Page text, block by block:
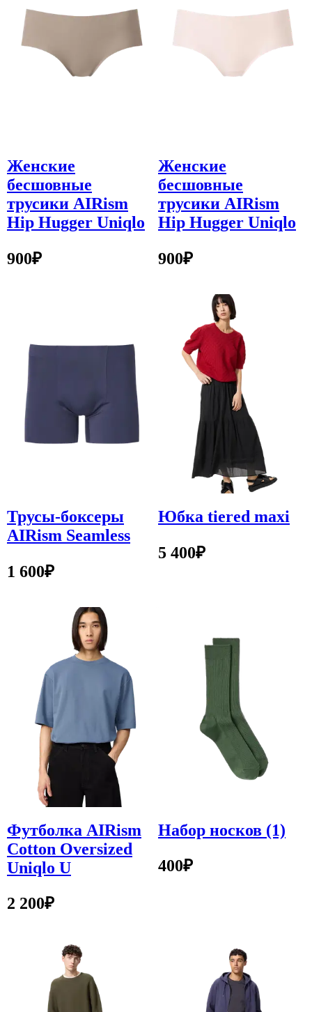
Женские
бесшовные
трусики AIRism
Hip Hugger Uniqlo
900₽
Женские
бесшовные
трусики AIRism
Hip Hugger Uniqlo
900₽
Трусы-боксеры
AIRism Seamless
1 600₽
Юбка tiered maxi
5 400₽
Футболка AIRism
Cotton Oversized
Uniqlo U
2 200₽
Набор носков (1)
400₽